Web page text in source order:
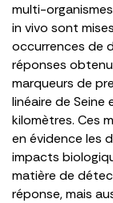
multi-
in vivo sont
occurrences de
réponses
marqueurs de
linéaire de
kilomètres. Ces
en évidence les
impacts
matière de
réponse, mais